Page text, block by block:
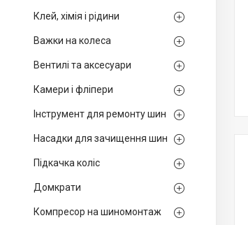
Клей, хімія і рідини
Важки на колеса
Вентилі та аксесуари
Камери і фліпери
Інструмент для ремонту шин
Насадки для зачищення шин
Підкачка коліс
Домкрати
Компресор на шиномонтаж